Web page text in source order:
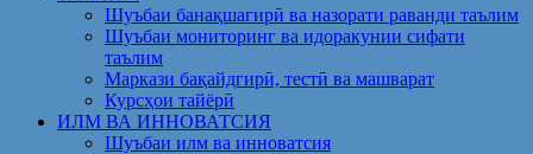
Шуъбаи банақшагирӣ ва назорати раванди таълим
Шуъбаи мониторинг ва идоракунии сифати
таълим
Маркази бақайдгирӣ, тестӣ ва машварат
Курсҳои тайёрӣ
ИЛМ ВА ИННОВАТСИЯ
Шуъбаи илм ва инноватсия